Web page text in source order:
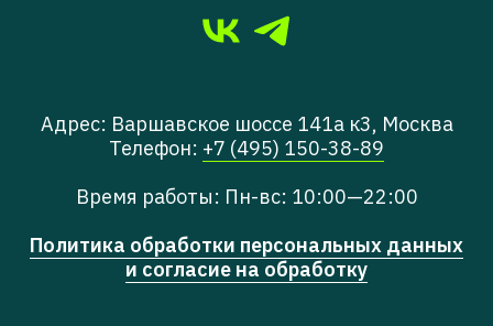
Адрес: Варшавское шоссе 141а к3, Москва
Телефон: +7 (495) 150-38-89
Время работы: Пн-вс: 10:00—22:00
Политика обработки персональных данных
и согласие на обработку